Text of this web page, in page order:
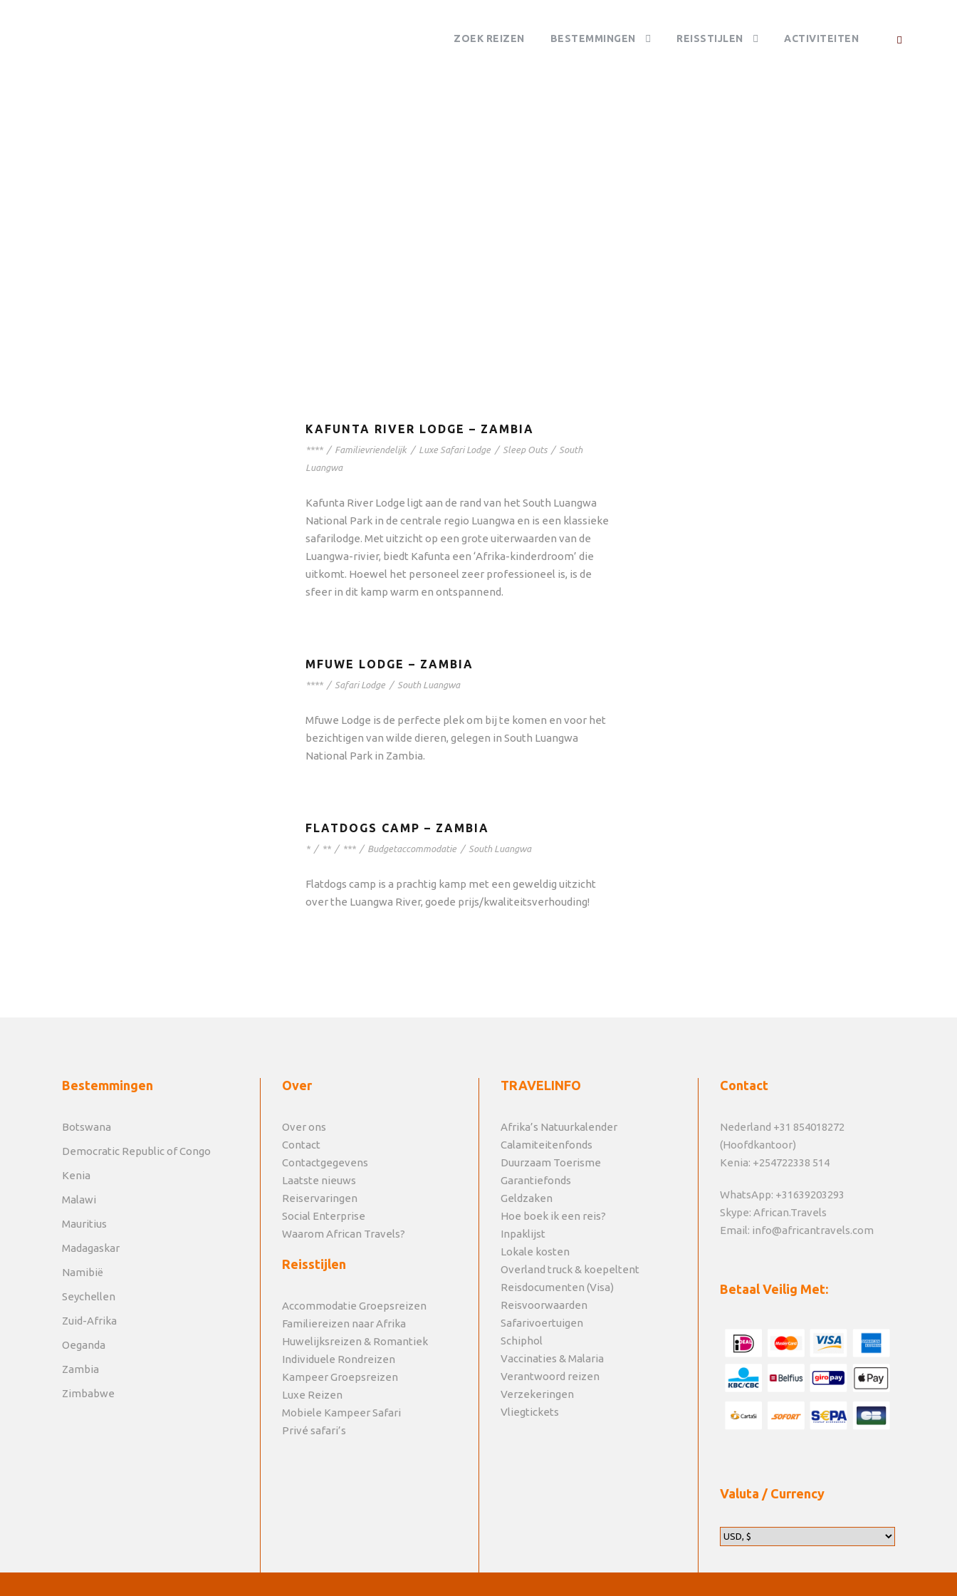
ZOEK REIZEN BESTEMMINGEN REISSTIJLEN ACTIVITEITEN
KAFUNTA RIVER LODGE – ZAMBIA
**** / Familievriendelijk / Luxe Safari Lodge / Sleep Outs / South
Luangwa
Kafunta River Lodge ligt aan de rand van het South Luangwa
National Park in de centrale regio Luangwa en is een klassieke
safarilodge. Met uitzicht op een grote uiterwaarden van de
Luangwa-rivier, biedt Kafunta een ‘Afrika-kinderdroom’ die
uitkomt. Hoewel het personeel zeer professioneel is, is de
sfeer in dit kamp warm en ontspannend.
MFUWE LODGE – ZAMBIA
**** / Safari Lodge / South Luangwa
Mfuwe Lodge is de perfecte plek om bij te komen en voor het
bezichtigen van wilde dieren, gelegen in South Luangwa
National Park in Zambia.
FLATDOGS CAMP – ZAMBIA
* / ** / *** / Budgetaccommodatie / South Luangwa
Flatdogs camp is a prachtig kamp met een geweldig uitzicht
over the Luangwa River, goede prijs/kwaliteitsverhouding!
Bestemmingen
Botswana
Democratic Republic of Congo
Kenia
Malawi
Mauritius
Madagaskar
Namibië
Seychellen
Zuid-Afrika
Oeganda
Zambia
Zimbabwe
Over
Over ons
Contact
Contactgegevens
Laatste nieuws
Reiservaringen
Social Enterprise
Waarom African Travels?
Reisstijlen
Accommodatie Groepsreizen
Familiereizen naar Afrika
Huwelijksreizen & Romantiek
Individuele Rondreizen
Kampeer Groepsreizen
Luxe Reizen
Mobiele Kampeer Safari
Privé safari’s
TRAVELINFO
Afrika’s Natuurkalender
Calamiteitenfonds
Duurzaam Toerisme
Garantiefonds
Geldzaken
Hoe boek ik een reis?
Inpaklijst
Lokale kosten
Overland truck & koepeltent
Reisdocumenten (Visa)
Reisvoorwaarden
Safarivoertuigen
Schiphol
Vaccinaties & Malaria
Verantwoord reizen
Verzekeringen
Vliegtickets
Contact
Nederland +31 854018272
(Hoofdkantoor)
Kenia: +254722338 514
WhatsApp: +31639203293
Skype: African.Travels
Email: info@africantravels.com
Betaal Veilig Met:
Valuta / Currency